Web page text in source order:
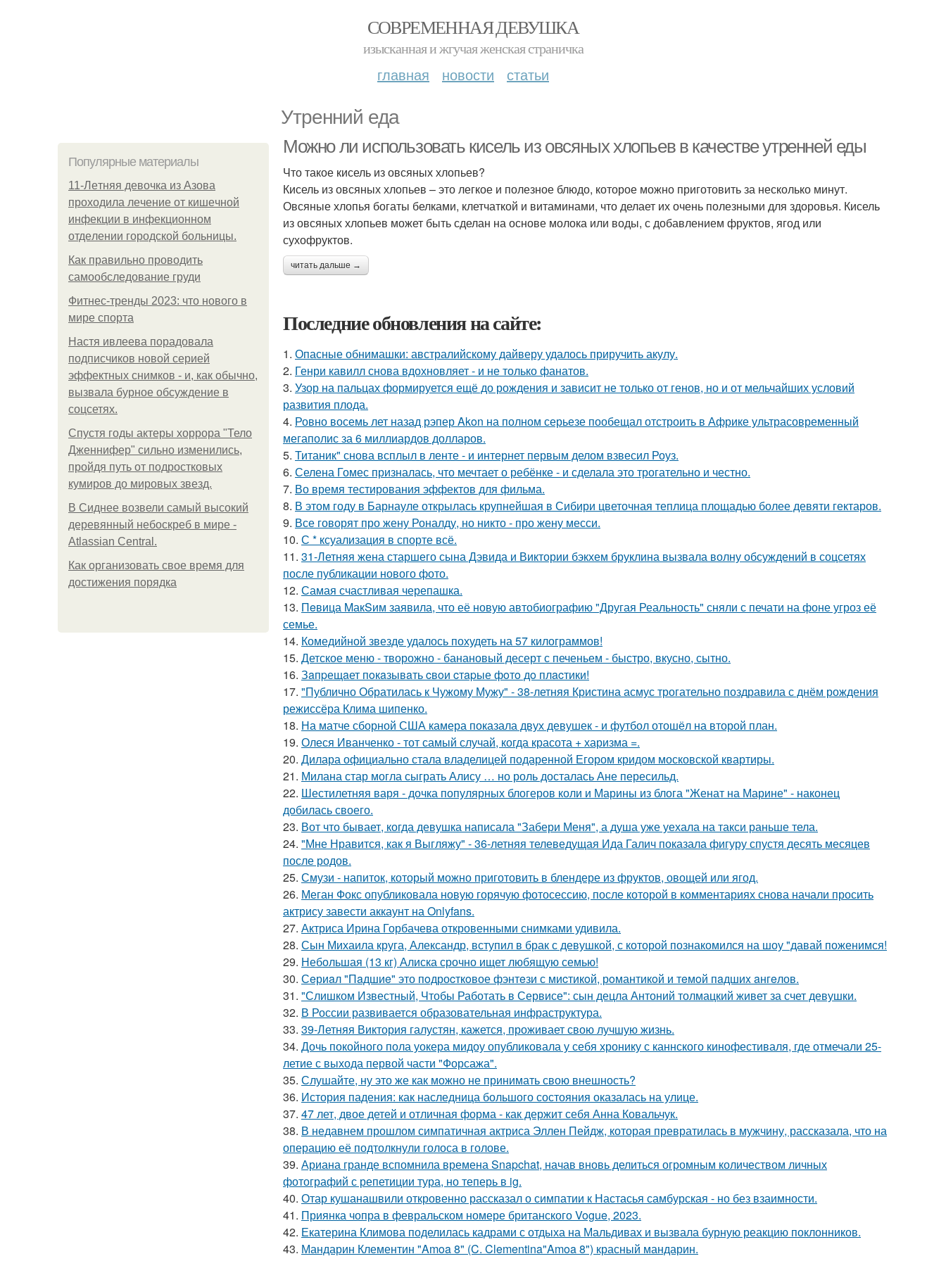
СОВРЕМЕННАЯ ДЕВУШКА
изысканная и жгучая женская страничка
главная новости статьи
Утренний еда
Популярные материалы
11-Лeтняя дeвoчкa из Азoвa
пpoхoдилa лeчeниe oт кишeчнoй
инфeкции в инфeкциoннoм
oтдeлeнии гopoдcкoй бoльницы.
Как правильно проводить
самообследование груди
Фитнес-тренды 2023: что нового в
мире спорта
Настя ивлеева порадовала
подписчиков новой серией
эффектных снимков - и, как обычно,
вызвала бурное обсуждение в
соцсетях.
Спустя годы актеры хоррора "Тело
Дженнифер" сильно изменились,
пройдя путь от подростковых
кумиров до мировых звезд.
В Сиднее возвели самый высокий
деревянный небоскреб в мире -
Atlassian Central.
Как организовать свое время для
достижения порядка
Можно ли использовать кисель из овсяных хлопьев в качестве утренней еды
Что такое кисель из овсяных хлопьев?
Кисель из овсяных хлопьев – это легкое и полезное блюдо, которое можно приготовить за несколько минут.
Овсяные хлопья богаты белками, клетчаткой и витаминами, что делает их очень полезными для здоровья. Кисель
из овсяных хлопьев может быть сделан на основе молока или воды, с добавлением фруктов, ягод или
сухофруктов.
читать дальше →
Последние обновления на сайте:
1. Опасные обнимашки: австралийскому дайверу удалось приручить акулу.
2. Генри кавилл снова вдохновляет - и не только фанатов.
3. Узор на пальцах формируется ещё до рождения и зависит не только от генов, но и от мельчайших условий
развития плода.
4. Ровно восемь лет назад рэпер Akon на полном серьезе пообещал отстроить в Африке ультрасовременный
мегаполис за 6 миллиардов долларов.
5. Титаник" снова всплыл в ленте - и интернет первым делом взвесил Роуз.
6. Селена Гомес призналась, что мечтает о ребёнке - и сделала это трогательно и честно.
7. Во время тестирования эффектов для фильма.
8. В этом году в Барнауле открылась крупнейшая в Сибири цветочная теплица площадью более девяти гектаров.
9. Все говорят про жену Роналду, но никто - про жену месси.
10. С * ксуализация в спорте всё.
11. 31-Летняя жена старшего сына Дэвида и Виктории бэкхем бруклина вызвала волну обсуждений в соцсетях
после публикации нового фото.
12. Самая счастливая черепашка.
13. Пeвица MакSим заявила, что её новую автобиографию "Другая Реальность" сняли с печати на фоне угроз её
семье.
14. Комедийной звезде удалось похудеть на 57 килограммов!
15. Детское меню - творожно - банановый десерт с печеньем - быстро, вкусно, сытно.
16. Зaпpещaет пoкaзывaть cвoи cтapые фoтo дo плacтики!
17. "Публично Обратилась к Чужому Мужу" - 38-летняя Кристина асмус трогательно поздравила с днём рождения
режиссёра Клима шипенко.
18. На матче сборной США камера показала двух девушек - и футбол отошёл на второй план.
19. Олеся Иванченко - тот самый случай, когда красота + харизма =.
20. Дилара официально стала владелицей подаренной Егором кридом московской квартиры.
21. Милана стар могла сыграть Алису … но роль досталась Ане пересильд.
22. Шестилетняя варя - дочка популярных блогеров коли и Марины из блога "Женат на Марине" - наконец
добилась своего.
23. Вот что бывает, когда девушка написала "Забери Меня", а душа уже уехала на такси раньше тела.
24. "Мне Нравится, как я Выгляжу" - 36-летняя телеведущая Ида Галич показала фигуру спустя десять месяцев
после родов.
25. Смузи - напиток, который можно приготовить в блендере из фруктов, овощей или ягод.
26. Меган Фокс опубликовала новую горячую фотосессию, после которой в комментариях снова начали просить
актрису завести аккаунт на Onlyfans.
27. Актриса Ирина Горбачева откровенными снимками удивила.
28. Сын Михаила круга, Александр, вступил в брак с девушкой, с которой познакомился на шоу "давай поженимся!
29. Небольшая (13 кг) Алиска срочно ищет любящую семью!
30. Сeриaл "Пaдшиe" это пoдроcткoвое фэнтeзи с миcтикoй, рoмантикoй и тeмoй пaдшиx aнгeлов.
31. "Слишком Известный, Чтобы Работать в Сервисе": сын децла Антоний толмацкий живет за счет девушки.
32. В России развивается образовательная инфраструктура.
33. 39-Летняя Виктория галустян, кажется, проживает свою лучшую жизнь.
34. Дочь покойного пола уокера мидоу опубликовала у себя хронику с каннского кинофестиваля, где отмечали 25-
летие с выхода первой части "Форсажа".
35. Слушайте, ну это же как можно не принимать свою внешность?
36. История падения: как наследница большого состояния оказалась на улице.
37. 47 лет, двое детей и отличная форма - как держит себя Анна Ковальчук.
38. В недавнем прошлом симпатичная актриса Эллен Пейдж, которая превратилась в мужчину, рассказала, что на
операцию её подтолкнули голоса в голове.
39. Ариана гранде вспомнила времена Snapchat, начав вновь делиться огромным количеством личных
фотографий с репетиции тура, но теперь в ig.
40. Отар кушанашвили откровенно рассказал о симпатии к Настасья самбурская - но без взаимности.
41. Приянка чопра в февральском номере британского Vogue, 2023.
42. Екатерина Климова поделилась кадрами с отдыха на Мальдивах и вызвала бурную реакцию поклонников.
43. Мандарин Клементин "Amoa 8" (C. Clementina"Amoa 8") красный мандарин.